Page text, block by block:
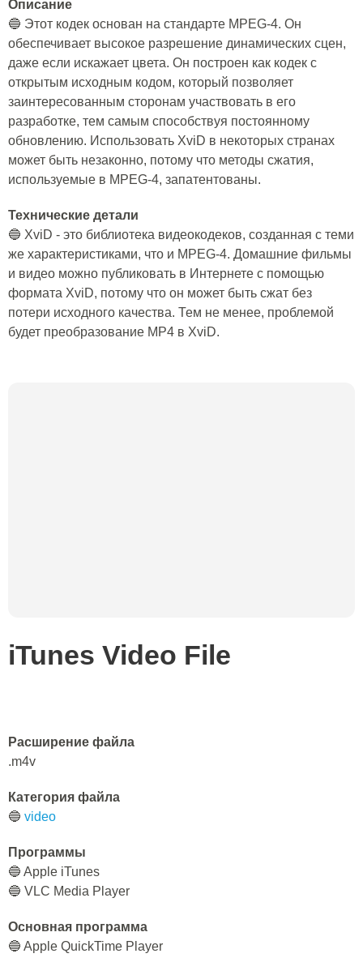
Описание
🔵 Этот кодек основан на стандарте MPEG-4. Он
обеспечивает высокое разрешение динамических сцен,
даже если искажает цвета. Он построен как кодек с
открытым исходным кодом, который позволяет
заинтересованным сторонам участвовать в его
разработке, тем самым способствуя постоянному
обновлению. Использовать XviD в некоторых странах
может быть незаконно, потому что методы сжатия,
используемые в MPEG-4, запатентованы.
Технические детали
🔵 XviD - это библиотека видеокодеков, созданная с теми
же характеристиками, что и MPEG-4. Домашние фильмы
и видео можно публиковать в Интернете с помощью
формата XviD, потому что он может быть сжат без
потери исходного качества. Тем не менее, проблемой
будет преобразование MP4 в XviD.
iTunes Video File
Расширение файла
.m4v
Категория файла
🔵 video
Программы
🔵 Apple iTunes
🔵 VLC Media Player
Основная программа
🔵 Apple QuickTime Player